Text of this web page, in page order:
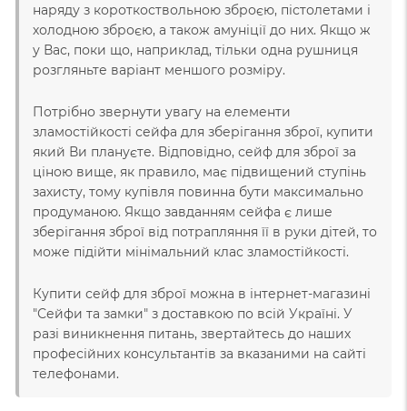
наряду з короткоствольною зброєю, пістолетами і
холодною зброєю, а також амуніції до них. Якщо ж
у Вас, поки що, наприклад, тільки одна рушниця
розгляньте варіант меншого розміру.
Потрібно звернути увагу на елементи
зламостійкості сейфа для зберігання зброї, купити
який Ви плануєте. Відповідно, сейф для зброї за
ціною вище, як правило, має підвищений ступінь
захисту, тому купівля повинна бути максимально
продуманою. Якщо завданням сейфа є лише
зберігання зброї від потрапляння її в руки дітей, то
може підійти мінімальний клас зламостійкості.
Купити сейф для зброї можна в інтернет-магазині
"Сейфи та замки" з доставкою по всій Україні. У
разі виникнення питань, звертайтесь до наших
професійних консультантів за вказаними на сайті
телефонами.